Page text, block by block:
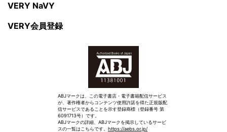
VERY NaVY
VERY会員登録
ABJマークは、この電子書店・電子書籍配信サービス
が、著作権者からコンテンツ使用許諾を得た正規版配
信サービスであることを示す登録商標（登録番号 第
6091713号）です。
ABJマークの詳細、ABJマークを掲示しているサービ
スの一覧はこちらです。 https://aebs.or.jp/